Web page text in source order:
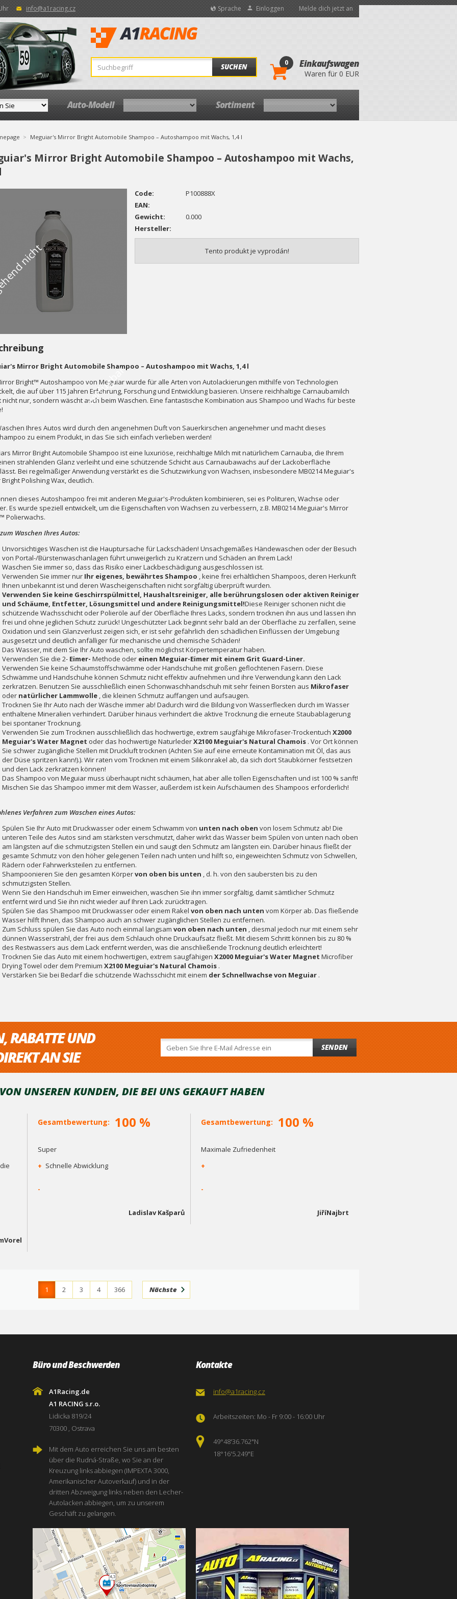
info@a1racing.cz Sprache Einloggen Melde dich jetzt an
SUCHEN 0 Einkaufswagen
Waren für 0 EUR
Auto-Modell Sortiment
Meguiar's Mirror Bright Automobile Shampoo – Autoshampoo mit Wachs, 1,4 l
Mirror Bright Automobile Shampoo – Autoshampoo mit Wachs,
r
Code:
P100888X
EAN:
Gewicht:
0.000
Hersteller:
Tento produkt je vyprodán!
Mirror Bright Automobile Shampoo – Autoshampoo mit Wachs, 1,4 l
Bright™ Autoshampoo von Meguiar wurde für alle Arten von Autolackierungen mithilfe von Technologien
die auf über 115 Jahren Erfahrung, Forschung und Entwicklung basieren. Unsere reichhaltige Carnaubamilch
nicht nur, sondern wäscht auch beim Waschen. Eine fantastische Kombination aus Shampoo und Wachs für beste
Ihres Autos wird durch den angenehmen Duft von Sauerkirschen angenehmer und macht dieses
zu einem Produkt, in das Sie sich einfach verlieben werden!
Mirror Bright Automobile Shampoo ist eine luxuriöse, reichhaltige Milch mit natürlichem Carnauba, die Ihrem
strahlenden Glanz verleiht und eine schützende Schicht aus Carnaubawachs auf der Lackoberfläche
Bei regelmäßiger Anwendung verstärkt es die Schutzwirkung von Wachsen, insbesondere MB0214 Meguiar's
Polishing Wax, deutlich.
dieses Autoshampoo frei mit anderen Meguiar's-Produkten kombinieren, sei es Polituren, Wachse oder
Es wurde speziell entwickelt, um die Eigenschaften von Wachsen zu verbessern, z.B. MB0214 Meguiar's Mirror
Polierwachs.
Waschen Ihres Autos:
Unvorsichtiges Waschen ist die Hauptursache für Lackschäden! Unsachgemäßes Händewaschen oder der Besuch
von Portal-/Bürstenwaschanlagen führt unweigerlich zu Kratzern und Schäden an Ihrem Lack!
Waschen Sie immer so, dass das Risiko einer Lackbeschädigung ausgeschlossen ist.
Verwenden Sie immer nur Ihr eigenes, bewährtes Shampoo , keine frei erhältlichen Shampoos, deren Herkunft
Ihnen unbekannt ist und deren Wascheigenschaften nicht sorgfältig überprüft wurden.
Verwenden Sie keine Geschirrspülmittel, Haushaltsreiniger, alle berührungslosen oder aktiven Reiniger
und Schäume, Entfetter, Lösungsmittel und andere Reinigungsmittel!Diese Reiniger schonen nicht die
schützende Wachsschicht oder Polieröle auf der Oberfläche Ihres Lacks, sondern trocknen ihn aus und lassen ihn
frei und ohne jeglichen Schutz zurück! Ungeschützter Lack beginnt sehr bald an der Oberfläche zu zerfallen, seine
Oxidation und sein Glanzverlust zeigen sich, er ist sehr gefährlich den schädlichen Einflüssen der Umgebung
ausgesetzt und deutlich anfälliger für mechanische und chemische Schäden!
Das Wasser, mit dem Sie Ihr Auto waschen, sollte möglichst Körpertemperatur haben.
Verwenden Sie die 2- Eimer- Methode oder einen Meguiar-Eimer mit einem Grit Guard-Liner.
Verwenden Sie keine Schaumstoffschwämme oder Handschuhe mit großen geflochtenen Fasern. Diese
Schwämme und Handschuhe können Schmutz nicht effektiv aufnehmen und ihre Verwendung kann den Lack
zerkratzen. Benutzen Sie ausschließlich einen Schonwaschhandschuh mit sehr feinen Borsten aus Mikrofaser
oder natürlicher Lammwolle , die kleinen Schmutz auffangen und aufsaugen.
Trocknen Sie Ihr Auto nach der Wäsche immer ab! Dadurch wird die Bildung von Wasserflecken durch im Wasser
enthaltene Mineralien verhindert. Darüber hinaus verhindert die aktive Trocknung die erneute Staubablagerung
bei spontaner Trocknung.
Verwenden Sie zum Trocknen ausschließlich das hochwertige, extrem saugfähige Mikrofaser-Trockentuch X2000
Meguiar's Water Magnet oder das hochwertige NaturlederX2100 Meguiar's Natural Chamois . Vor Ort können
Sie schwer zugängliche Stellen mit Druckluft trocknen (Achten Sie auf eine erneute Kontamination mit Öl, das aus
der Düse spritzen kann!).). Wir raten vom Trocknen mit einem Silikonrakel ab, da sich dort Staubkörner festsetzen
und den Lack zerkratzen können!
Das Shampoo von Meguiar muss überhaupt nicht schäumen, hat aber alle tollen Eigenschaften und ist 100 % sanft!
Mischen Sie das Shampoo immer mit dem Wasser, außerdem ist kein Aufschäumen des Shampoos erforderlich!
Verfahren zum Waschen eines Autos:
Spülen Sie Ihr Auto mit Druckwasser oder einem Schwamm von unten nach oben von losem Schmutz ab! Die
unteren Teile des Autos sind am stärksten verschmutzt, daher wirkt das Wasser beim Spülen von unten nach oben
am längsten auf die schmutzigsten Stellen ein und saugt den Schmutz am längsten ein. Darüber hinaus fließt der
gesamte Schmutz von den höher gelegenen Teilen nach unten und hilft so, eingeweichten Schmutz von Schwellen,
Rädern oder Fahrwerksteilen zu entfernen.
Shampoonieren Sie den gesamten Körpervon oben bis unten , d. h. von den saubersten bis zu den
schmutzigsten Stellen.
Wenn Sie den Handschuh im Eimer einweichen, waschen Sie ihn immer sorgfältig, damit sämtlicher Schmutz
entfernt wird und Sie ihn nicht wieder auf Ihren Lack zurücktragen.
Spülen Sie das Shampoo mit Druckwasser oder einem Rakel von oben nach unten vom Körper ab. Das fließende
Wasser hilft Ihnen, das Shampoo auch an schwer zugänglichen Stellen zu entfernen.
Zum Schluss spülen Sie das Auto noch einmal langsam von oben nach unten , diesmal jedoch nur mit einem sehr
dünnen Wasserstrahl, der frei aus dem Schlauch ohne Druckaufsatz fließt. Mit diesem Schritt können bis zu 80 %
des Restwassers aus dem Lack entfernt werden, was die anschließende Trocknung deutlich erleichtert!
Trocknen Sie das Auto mit einem hochwertigen, extrem saugfähigen X2000 Meguiar's Water Magnet Microfiber
Drying Towel oder dem Premium X2100 Meguiar's Natural Chamois .
Verstärken Sie bei Bedarf die schützende Wachsschicht mit einem der Schnellwachse von Meguiar .
RABATTE UND
AN SIE
SENDEN
UNSEREN KUNDEN, DIE BEI ​​UNS GEKAUFT HABEN
Gesamtbewertung: 100 %
Super
+ Schnelle Abwicklung
-
Ladislav Kašparů
Gesamtbewertung: 100 %
Maximale Zufriedenheit
+
-
JiříNajbrt
1 2 3 4 366 Nächste
Büro und Beschwerden
A1Racing.de
A1 RACING s.r.o.
Lidicka 819/24
70300 , Ostrava
Mit dem Auto erreichen Sie uns am besten
über die Rudná-Straße, wo Sie an der
Kreuzung links abbiegen (IMPEXTA 3000,
Amerikanischer Autoverkauf) und in der
dritten Abzweigung links neben den Lecher-
Autolacken abbiegen, um zu unserem
Geschäft zu gelangen.
Kontakte
info@a1racing.cz
Arbeitszeiten: Mo - Fr 9:00 - 16:00 Uhr
49°48'36.762"N
18°16'5.249"E